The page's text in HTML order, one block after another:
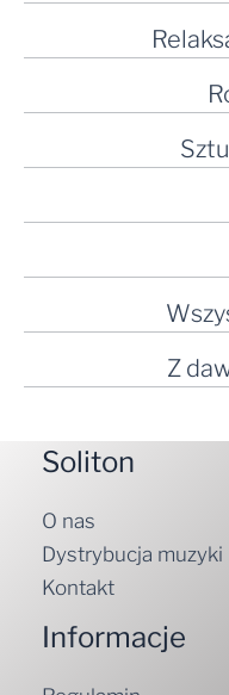
Z
Soliton
O nas
Dystrybucja muzyki
Kontakt
Informacje